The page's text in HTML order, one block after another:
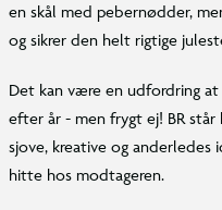
en skål med pebernødder,
og sikrer den helt rigtige
Det kan være en udfordring
efter år - men frygt ej! BR
sjove, kreative og anderledes
hitte hos modtageren.